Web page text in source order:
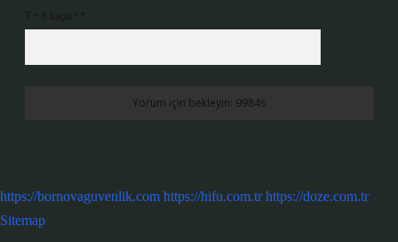
7 + 8 kaçtır?
https://bornovaguvenlik.com https://hifu.com.tr https://doze.com.tr
Sitemap